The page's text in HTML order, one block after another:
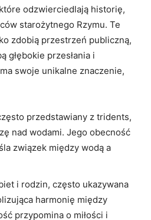
odzwierciedlają historię,
starożytnego Rzymu. Te
zdobią przestrzeń publiczną,
głębokie przesłania i
swoje unikalne znaczenie,
przedstawiany z tridents,
nad wodami. Jego obecność
związek między wodą a
i rodzin, często ukazywana
harmonię między
przypomina o miłości i